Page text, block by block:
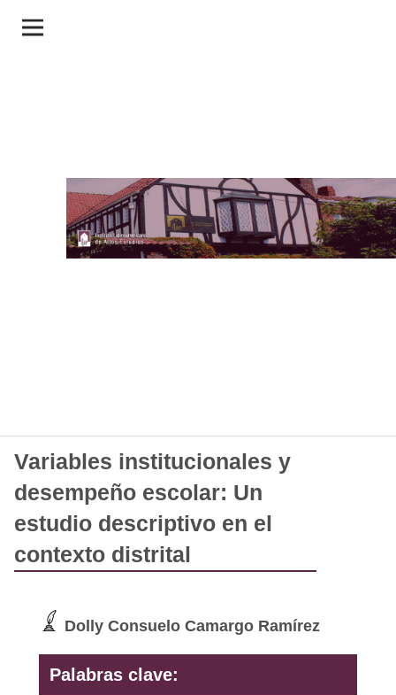
Variables institucionales y
desempeño escolar: Un
estudio descriptivo en el
contexto distrital
Dolly Consuelo Camargo Ramírez
Palabras clave: